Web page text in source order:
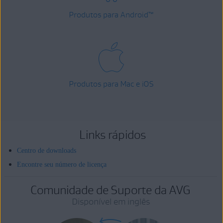
Produtos para Android™
Produtos para Mac e iOS
Links rápidos
Centro de downloads
Encontre seu número de licença
Comunidade de Suporte da AVG
Disponível em inglês